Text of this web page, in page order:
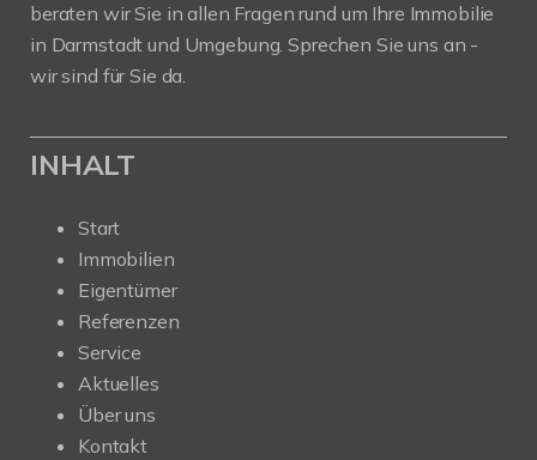
beraten wir Sie in allen Fragen rund um Ihre Immobilie
in Darmstadt und Umgebung. Sprechen Sie uns an -
wir sind für Sie da.
INHALT
Start
Immobilien
Eigentümer
Referenzen
Service
Aktuelles
Über uns
Kontakt